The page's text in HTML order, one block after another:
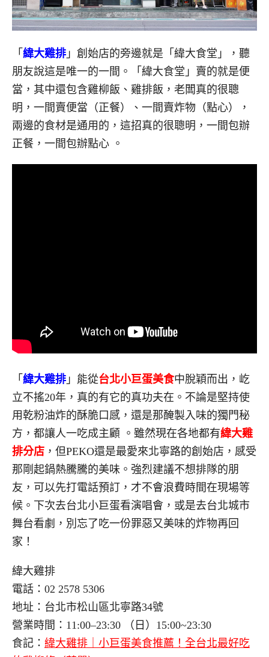
「 緯大雞排 」創始店的旁邊就是「緯大食堂」，聽
朋友說這是唯一的一間。「緯大食堂」賣的就是便
當，其中還包含雞柳飯、雞排飯，老闆真的很聰
明，一間賣便當（正餐）、一間賣炸物（點心），
兩邊的食材是通用的，這招真的很聰明，一間包辦
正餐，一間包辦點心 。
「 緯大雞排 」能從台北小巨蛋美食中脫穎而出，屹
立不搖20年，真的有它的真功夫在。不論是堅持使
用乾粉油炸的酥脆口感，還是那醃製入味的獨門秘
方，都讓人一吃成主顧 。雖然現在各地都有緯大雞
排分店 ，但PEKO還是最愛來北寧路的創始店，感受
那剛起鍋熱騰騰的美味。強烈建議不想排隊的朋
友，可以先打電話預訂，才不會浪費時間在現場等
候。 下次去台北小巨蛋看演唱會，或是去台北城市
舞台看劇， 別忘了吃一份罪惡又美味的炸物再回
家！
緯大雞排
電話：02 2578 5306
地址：台北市松山區北寧路34號
營業時間：11:00–23:30 （日）15:00~23:30
食記： 緯大雞排｜小巨蛋美食推薦！全台北最好吃